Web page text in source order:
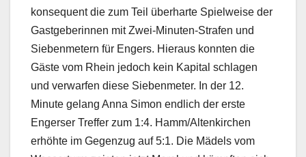
konsequent die zum Teil überharte Spielweise der
Gastgeberinnen mit Zwei-Minuten-Strafen und
Siebenmetern für Engers. Hieraus konnten die
Gäste vom Rhein jedoch kein Kapital schlagen
und verwarfen diese Siebenmeter. In der 12.
Minute gelang Anna Simon endlich der erste
Engerser Treffer zum 1:4. Hamm/Altenkirchen
erhöhte im Gegenzug auf 5:1. Die Mädels vom